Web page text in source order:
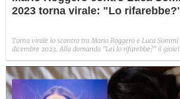
2023 torna virale: "Lo
Torna virale lo scontro tra Mario Roggero e Luca
dicembre 2023. Alla domanda "Lei lo rifarebbe?" il